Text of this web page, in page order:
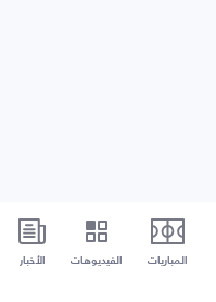
المباريات الفيديوهات الأخبار